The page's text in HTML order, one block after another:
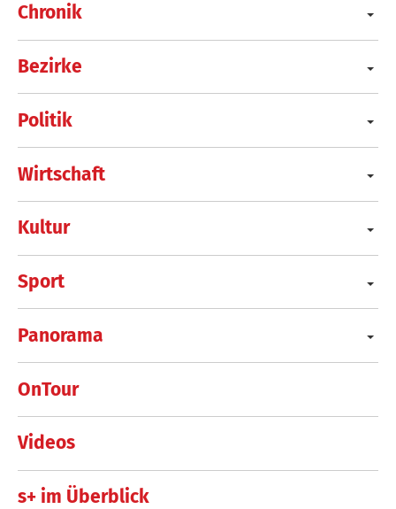
Chronik
Bezirke
Politik
Wirtschaft
Kultur
Sport
Panorama
OnTour
Videos
s+ im Überblick